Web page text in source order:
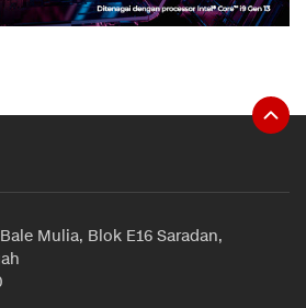
Mulia, Blok E16 Saradan,